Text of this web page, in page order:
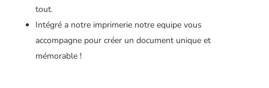
tout.
Intégré a notre imprimerie notre equipe vous
accompagne pour créer un document unique et
mémorable !